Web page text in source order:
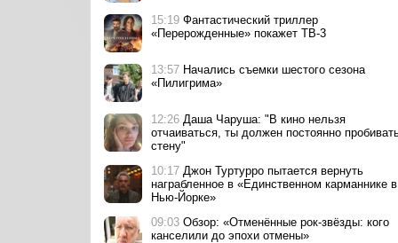
15:19 Фантастический триллер
«Перерожденные» покажет ТВ-3
13:57 Начались съемки шестого сезона
«Пилигрима»
12:26 Даша Чаруша: "В кино нельзя
отчаиваться, ты должен постоянно
стену"
10:17 Джон Туртурро пытается вернуть
награбленное в «Единственном карманнике в
Нью-Йорке»
09:03 Обзор: «Отменённые рок-звёзды: кого
канселили до эпохи отмены»